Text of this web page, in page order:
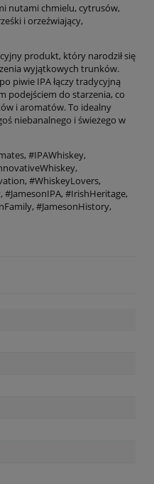
nutami chmielu, cytrusów,
i orzeźwiający,
produkt, który narodził się
wyjątkowych trunków.
piwie IPA łączy tradycyjną
podejściem do starzenia, co
i aromatów. To idealny
niebanalnego i świeżego w
#IPAWhiskey,
#WhiskeyLovers,
#IrishHeritage,
#JamesonHistory,